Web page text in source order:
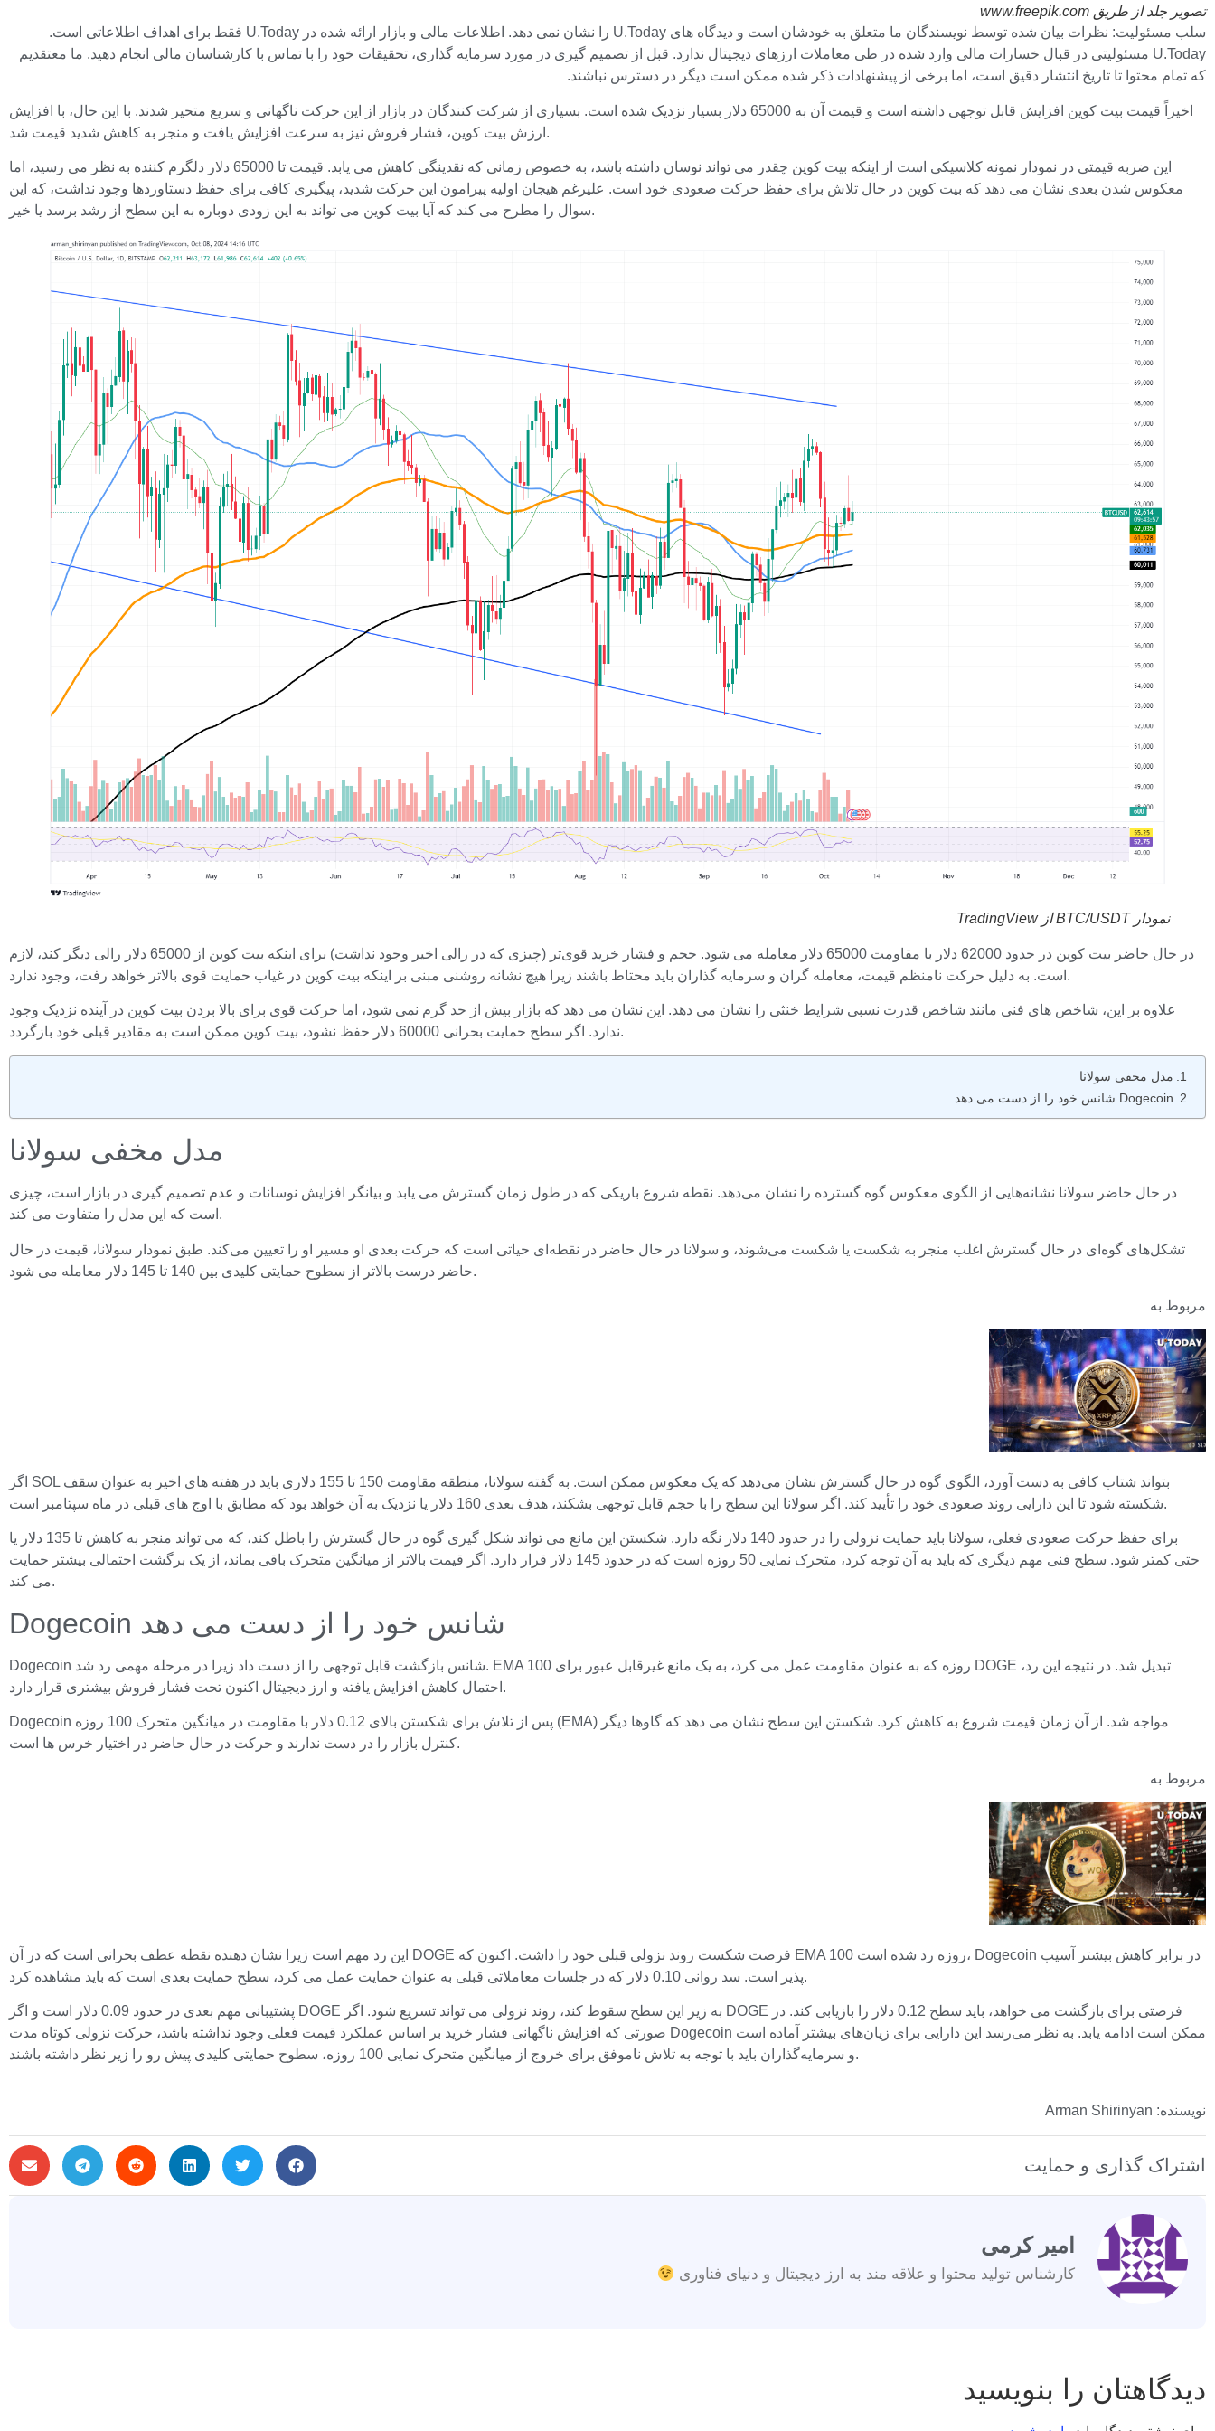
تصویر جلد از طریق www.freepik.com
سلب مسئولیت: نظرات بیان شده توسط نویسندگان ما متعلق به خودشان است و دیدگاه های U.Today را نشان نمی دهد. اطلاعات مالی و بازار ارائه شده در U.Today فقط برای اهداف اطلاعاتی است.
U.Today مسئولیتی در قبال خسارات مالی وارد شده در طی معاملات ارزهای دیجیتال ندارد. قبل از تصمیم گیری در مورد سرمایه گذاری، تحقیقات خود را با تماس با کارشناسان مالی انجام دهید. ما معتقدیم
که تمام محتوا تا تاریخ انتشار دقیق است، اما برخی از پیشنهادات ذکر شده ممکن است دیگر در دسترس نباشند.
اخیراً قیمت بیت کوین افزایش قابل توجهی داشته است و قیمت آن به 65000 دلار بسیار نزدیک شده است. بسیاری از شرکت کنندگان در بازار از این حرکت ناگهانی و سریع متحیر شدند. با این حال، با افزایش
ارزش بیت کوین، فشار فروش نیز به سرعت افزایش یافت و منجر به کاهش شدید قیمت شد.
این ضربه قیمتی در نمودار نمونه کلاسیکی است از اینکه بیت کوین چقدر می تواند نوسان داشته باشد، به خصوص زمانی که نقدینگی کاهش می یابد. قیمت تا 65000 دلار دلگرم کننده به نظر می رسید، اما
معکوس شدن بعدی نشان می دهد که بیت کوین در حال تلاش برای حفظ حرکت صعودی خود است. علیرغم هیجان اولیه پیرامون این حرکت شدید، پیگیری کافی برای حفظ دستاوردها وجود نداشت، که این
سوال را مطرح می کند که آیا بیت کوین می تواند به این زودی دوباره به این سطح از رشد برسد یا خیر.
نمودار BTC/USDT از TradingView
در حال حاضر بیت کوین در حدود 62000 دلار با مقاومت 65000 دلار معامله می شود. حجم و فشار خرید قوی‌تر (چیزی که در رالی اخیر وجود نداشت) برای اینکه بیت کوین از 65000 دلار رالی دیگر کند، لازم
است. به دلیل حرکت نامنظم قیمت، معامله گران و سرمایه گذاران باید محتاط باشند زیرا هیچ نشانه روشنی مبنی بر اینکه بیت کوین در غیاب حمایت قوی بالاتر خواهد رفت، وجود ندارد.
علاوه بر این، شاخص های فنی مانند شاخص قدرت نسبی شرایط خنثی را نشان می دهد. این نشان می دهد که بازار بیش از حد گرم نمی شود، اما حرکت قوی برای بالا بردن بیت کوین در آینده نزدیک وجود
ندارد. اگر سطح حمایت بحرانی 60000 دلار حفظ نشود، بیت کوین ممکن است به مقادیر قبلی خود بازگردد.
مدل مخفی سولانا
Dogecoin شانس خود را از دست می دهد
مدل مخفی سولانا
در حال حاضر سولانا نشانه‌هایی از الگوی معکوس گوه گسترده را نشان می‌دهد. نقطه شروع باریکی که در طول زمان گسترش می یابد و بیانگر افزایش نوسانات و عدم تصمیم گیری در بازار است، چیزی
است که این مدل را متفاوت می کند.
تشکل‌های گوه‌ای در حال گسترش اغلب منجر به شکست یا شکست می‌شوند، و سولانا در حال حاضر در نقطه‌ای حیاتی است که حرکت بعدی او مسیر او را تعیین می‌کند. طبق نمودار سولانا، قیمت در حال
حاضر درست بالاتر از سطوح حمایتی کلیدی بین 140 تا 145 دلار معامله می شود.
مربوط به
اگر SOL بتواند شتاب کافی به دست آورد، الگوی گوه در حال گسترش نشان می‌دهد که یک معکوس ممکن است. به گفته سولانا، منطقه مقاومت 150 تا 155 دلاری باید در هفته های اخیر به عنوان سقف
شکسته شود تا این دارایی روند صعودی خود را تأیید کند. اگر سولانا این سطح را با حجم قابل توجهی بشکند، هدف بعدی 160 دلار یا نزدیک به آن خواهد بود که مطابق با اوج های قبلی در ماه سپتامبر است.
برای حفظ حرکت صعودی فعلی، سولانا باید حمایت نزولی را در حدود 140 دلار نگه دارد. شکستن این مانع می تواند شکل گیری گوه در حال گسترش را باطل کند، که می تواند منجر به کاهش تا 135 دلار یا
حتی کمتر شود. سطح فنی مهم دیگری که باید به آن توجه کرد، متحرک نمایی 50 روزه است که در حدود 145 دلار قرار دارد. اگر قیمت بالاتر از میانگین متحرک باقی بماند، از یک برگشت احتمالی بیشتر حمایت
می کند.
Dogecoin شانس خود را از دست می دهد
Dogecoin شانس بازگشت قابل توجهی را از دست داد زیرا در مرحله مهمی رد شد. EMA 100 روزه که به عنوان مقاومت عمل می کرد، به یک مانع غیرقابل عبور برای DOGE تبدیل شد. در نتیجه این رد،
احتمال کاهش افزایش یافته و ارز دیجیتال اکنون تحت فشار فروش بیشتری قرار دارد.
Dogecoin پس از تلاش برای شکستن بالای 0.12 دلار با مقاومت در میانگین متحرک 100 روزه (EMA) مواجه شد. از آن زمان قیمت شروع به کاهش کرد. شکستن این سطح نشان می دهد که گاوها دیگر
کنترل بازار را در دست ندارند و حرکت در حال حاضر در اختیار خرس ها است.
مربوط به
این رد مهم است زیرا نشان دهنده نقطه عطف بحرانی است که در آن DOGE فرصت شکست روند نزولی قبلی خود را داشت. اکنون که EMA 100 روزه رد شده است، Dogecoin در برابر کاهش بیشتر آسیب
پذیر است. سد روانی 0.10 دلار که در جلسات معاملاتی قبلی به عنوان حمایت عمل می کرد، سطح حمایت بعدی است که باید مشاهده کرد.
پشتیبانی مهم بعدی در حدود 0.09 دلار است و اگر DOGE به زیر این سطح سقوط کند، روند نزولی می تواند تسریع شود. اگر DOGE فرصتی برای بازگشت می خواهد، باید سطح 0.12 دلار را بازیابی کند. در
صورتی که افزایش ناگهانی فشار خرید بر اساس عملکرد قیمت فعلی وجود نداشته باشد، حرکت نزولی کوتاه مدت Dogecoin ممکن است ادامه یابد. به نظر می‌رسد این دارایی برای زیان‌های بیشتر آماده است
و سرمایه‌گذاران باید با توجه به تلاش ناموفق برای خروج از میانگین متحرک نمایی 100 روزه، سطوح حمایتی کلیدی پیش رو را زیر نظر داشته باشند.
نویسنده: Arman Shirinyan
اشتراک گذاری و حمایت
امیر کرمی
کارشناس تولید محتوا و علاقه مند به ارز دیجیتال و دنیای فناوری
دیدگاهتان را بنویسید